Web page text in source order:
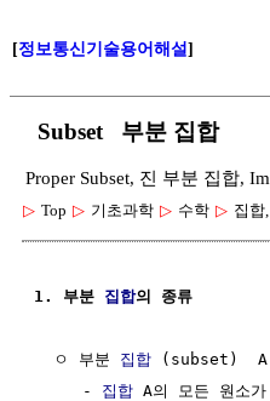
[정보통신기술용어해설]
Subset 부분 집합
Proper Subset, 진 부분 집합,
▷ Top ▷ 기초과학 ▷ 수학 ▷ 집합
1. 부분 집합의 종류
  ㅇ 부분
집합 (subset)  A
     -
집합 A의 모든 원소가